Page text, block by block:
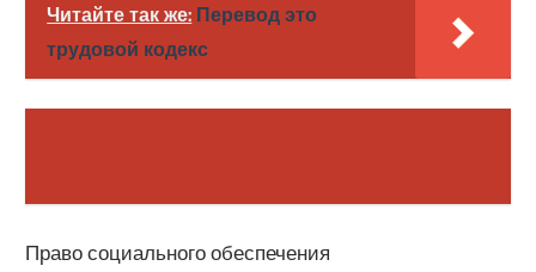
Читайте так же: Перевод это
трудовой кодекс
Право социального обеспечения